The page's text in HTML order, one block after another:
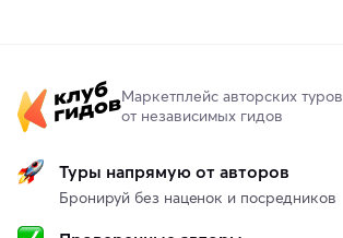
Маркетплейс авторских туров
от независимых гидов
Туры напрямую от авторов
Бронируй без наценок и посредников